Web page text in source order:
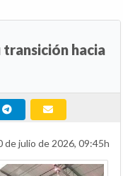
hacia
de julio de 2026, 09:45h